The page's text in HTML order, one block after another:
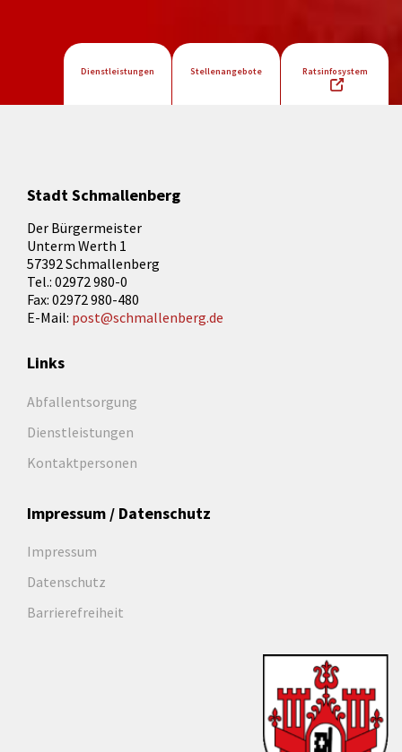
Dienstleistungen Stellenangebote Ratsinfosystem
Stadt Schmallenberg
Der Bürgermeister
Unterm Werth 1
57392 Schmallenberg
Tel.: 02972 980-0
Fax: 02972 980-480
E-Mail: post@schmallenberg.de
Links
Abfallentsorgung
Dienstleistungen
Kontaktpersonen
Impressum / Datenschutz
Impressum
Datenschutz
Barrierefreiheit